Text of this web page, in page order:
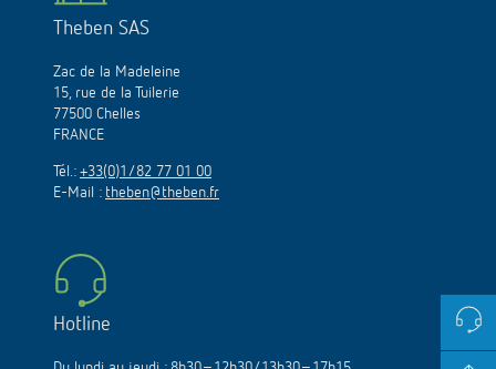
Theben SAS
Zac de la Madeleine
15, rue de la Tuilerie
77500 Chelles
FRANCE
Tél.: +33(0)1/82 77 01 00
E-Mail : theben@theben.fr
Hotline